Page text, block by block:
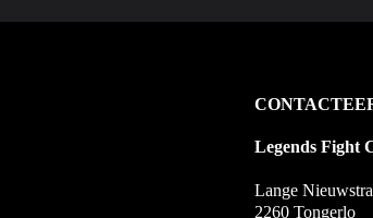
Legends Fight
Lange
2260 Tongerlo